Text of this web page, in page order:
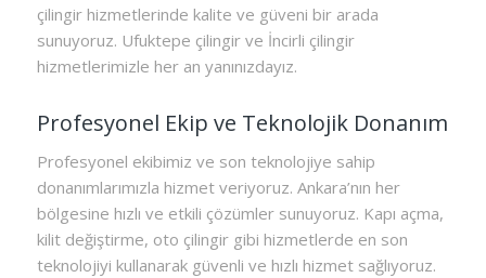
çilingir hizmetlerinde kalite ve güveni bir arada
sunuyoruz. Ufuktepe çilingir ve İncirli çilingir
hizmetlerimizle her an yanınızdayız.
Profesyonel Ekip ve Teknolojik Donanım
Profesyonel ekibimiz ve son teknolojiye sahip
donanımlarımızla hizmet veriyoruz. Ankara’nın her
bölgesine hızlı ve etkili çözümler sunuyoruz. Kapı açma,
kilit değiştirme, oto çilingir gibi hizmetlerde en son
teknolojiyi kullanarak güvenli ve hızlı hizmet sağlıyoruz.